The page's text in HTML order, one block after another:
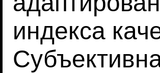
индекса